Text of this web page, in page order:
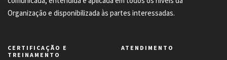
Organização e disponibilizada às partes interessadas.
CERTIFICAÇÃO E
TREINAMENTO
ATENDIMENTO